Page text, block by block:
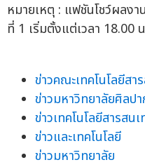
หมายเหตุ : แฟชันโชว์ผลง
ที่ 1 เริ่มตั้งแต่เวลา 18.00
ข่าวคณะเทคโนโลยีสา
ข่าวมหาวิทยาลัยศิลปา
ข่าวเทคโนโลยีสารสน
ข่าวและเทคโนโลยี
ข่าวมหาวิทยาลัย